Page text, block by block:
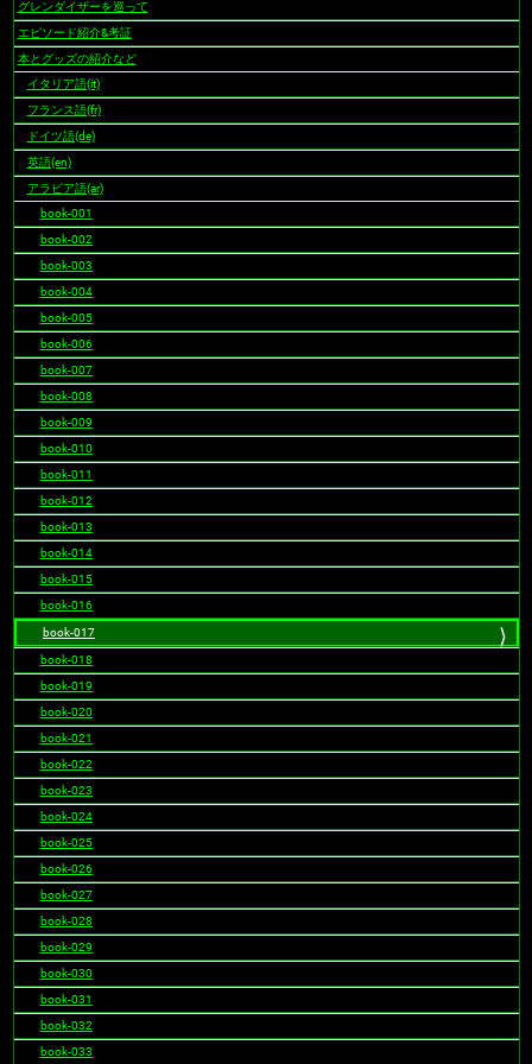
ナ
ビ
ゲ
シ
ョ
ン
グレンダイザーを巡って
エピソード紹介&考証
本とグッズの紹介など
イタリア語(it)
フランス語(fr)
ドイツ語(de)
英語(en)
アラビア語(ar)
book-001
book-002
book-003
book-004
book-005
book-006
book-007
book-008
book-009
book-010
book-011
book-012
book-013
book-014
book-015
book-016
book-017
book-018
book-019
book-020
book-021
book-022
book-023
book-024
book-025
book-026
book-027
book-028
book-029
book-030
book-031
book-032
book-033